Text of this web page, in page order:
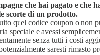
che hai pagato e che
scorte di un prodotto.
quel codice coupon o non
speciale e avessi
senza tutti i costi
saresti rimasto